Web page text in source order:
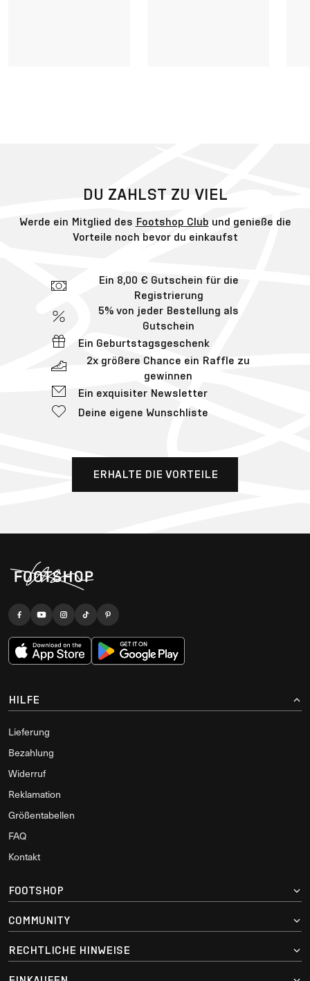
DU ZAHLST ZU VIEL
Werde ein Mitglied des Footshop Club und genieße die
Vorteile noch bevor du einkaufst
Ein 8,00 € Gutschein für die
Registrierung
5% von jeder Bestellung als
Gutschein
Ein Geburtstagsgeschenk
2x größere Chance ein Raffle zu
gewinnen
Ein exquisiter Newsletter
Deine eigene Wunschliste
ERHALTE DIE VORTEILE
HILFE
Lieferung
Bezahlung
Widerruf
Reklamation
Größentabellen
FAQ
Kontakt
FOOTSHOP
COMMUNITY
RECHTLICHE HINWEISE